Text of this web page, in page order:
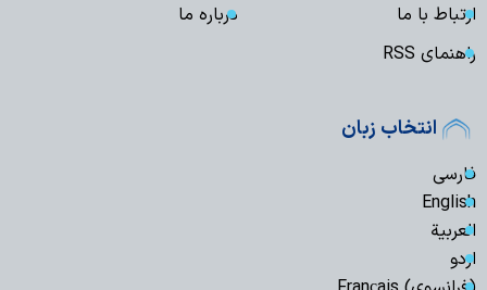
ارتباط با ما
درباره ما
راهنمای RSS
انتخاب زبان
فارسی
English
العربیة
اردو